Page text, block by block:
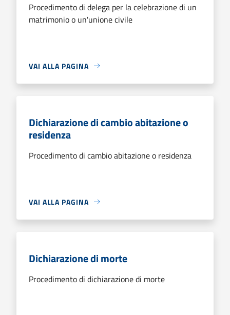
Procedimento di delega per la celebrazione di un
matrimonio o un'unione civile
VAI ALLA PAGINA
Dichiarazione di cambio abitazione o
residenza
Procedimento di cambio abitazione o residenza
VAI ALLA PAGINA
Dichiarazione di morte
Procedimento di dichiarazione di morte